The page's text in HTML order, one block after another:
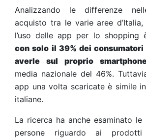
Analizzando le differenze
acquisto tra le varie aree
l’uso delle app per lo shopping
con solo il 39% dei
averle sul proprio
media nazionale del 46%.
app una volta scaricate è simile
italiane.
La ricerca ha anche esaminato le
persone riguardo ai